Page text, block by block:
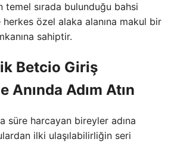
temel sırada bulunduğu bahsi
özel alaka alanına makul bir
sahiptir.
Betcio Giriş
Anında Adım Atın
süre harcayan bireyler adına
ilki ulaşılabilirliğin seri